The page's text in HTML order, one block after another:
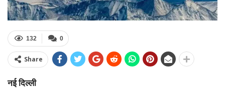
0
132
Share
नई दिल्ली